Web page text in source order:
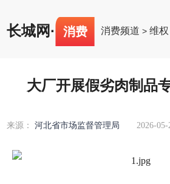
长城网· 消费 消费频道 >维权
大厂开展假劣肉制品
来源：河北省市场监督管理局 2026-